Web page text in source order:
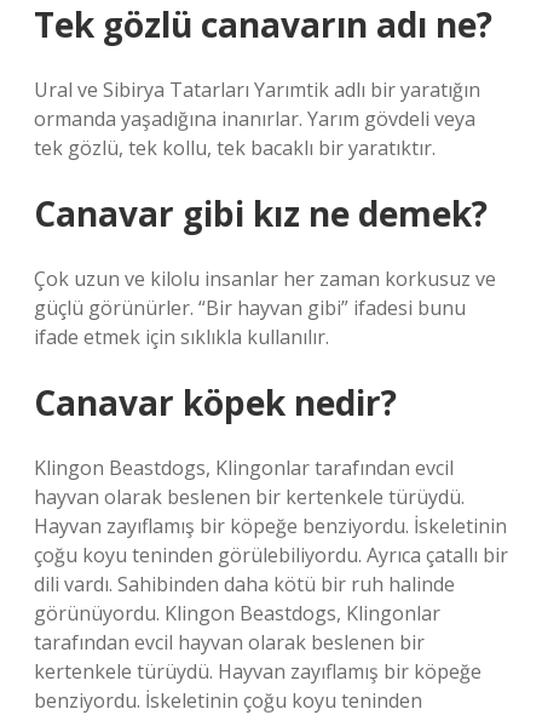
Tek gözlü canavarın adı ne?
Ural ve Sibirya Tatarları Yarımtik adlı bir yaratığın
ormanda yaşadığına inanırlar. Yarım gövdeli veya
tek gözlü, tek kollu, tek bacaklı bir yaratıktır.
Canavar gibi kız ne demek?
Çok uzun ve kilolu insanlar her zaman korkusuz ve
güçlü görünürler. “Bir hayvan gibi” ifadesi bunu
ifade etmek için sıklıkla kullanılır.
Canavar köpek nedir?
Klingon Beastdogs, Klingonlar tarafından evcil
hayvan olarak beslenen bir kertenkele türüydü.
Hayvan zayıflamış bir köpeğe benziyordu. İskeletinin
çoğu koyu teninden görülebiliyordu. Ayrıca çatallı bir
dili vardı. Sahibinden daha kötü bir ruh halinde
görünüyordu. Klingon Beastdogs, Klingonlar
tarafından evcil hayvan olarak beslenen bir
kertenkele türüydü. Hayvan zayıflamış bir köpeğe
benziyordu. İskeletinin çoğu koyu teninden